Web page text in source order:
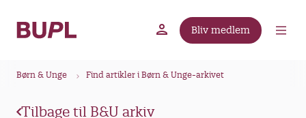
Bliv medlem
Børn & Unge Find artikler i Børn & Unge-arkivet
Tilbage til B&U arkiv